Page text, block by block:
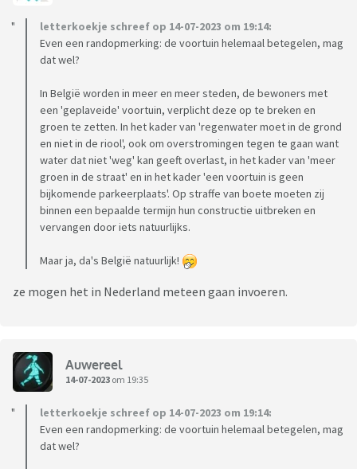
letterkoekje schreef op 14-07-2023 om 19:14:
Even een randopmerking: de voortuin helemaal betegelen, mag
dat wel?
In België worden in meer en meer steden, de bewoners met
een 'geplaveide' voortuin, verplicht deze op te breken en
groen te zetten. In het kader van 'regenwater moet in de grond
en niet in de riool', ook om overstromingen tegen te gaan want
water dat niet 'weg' kan geeft overlast, in het kader van 'meer
groen in de straat' en in het kader 'een voortuin is geen
bijkomende parkeerplaats'. Op straffe van boete moeten zij
binnen een bepaalde termijn hun constructie uitbreken en
vervangen door iets natuurlijks.
Maar ja, da's België natuurlijk!
ze mogen het in Nederland meteen gaan invoeren.
Auwereel
14-07-2023 om 19:35
letterkoekje schreef op 14-07-2023 om 19:14:
Even een randopmerking: de voortuin helemaal betegelen, mag
dat wel?